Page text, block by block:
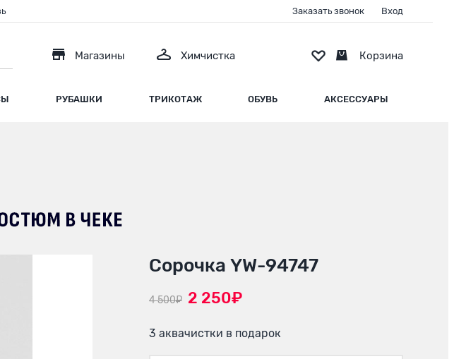
РУБАШКИ ТРИКОТАЖ ОБУВЬ АКСЕССУАРЫ
Магазины Химчистка
Заказать звонок Вход
Корзина
Сорочка YW-94747
4 500₽ 2 250₽
3 аквачистки в подарок